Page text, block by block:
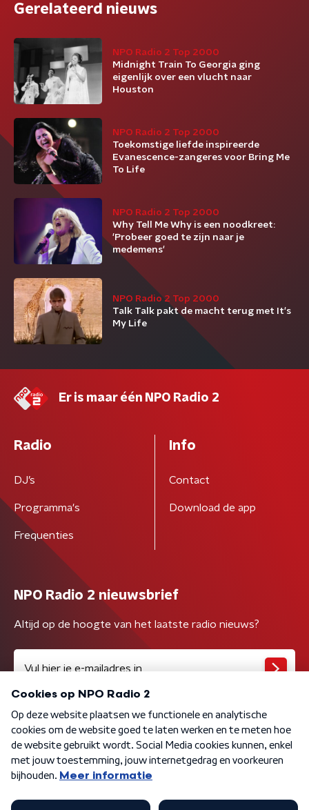
Gerelateerd nieuws
NPO Radio 2 Top 2000
Midnight Train To Georgia ging
eigenlijk over een vlucht naar
Houston
NPO Radio 2 Top 2000
Toekomstige liefde inspireerde
Evanescence-zangeres voor Bring Me
To Life
NPO Radio 2 Top 2000
Why Tell Me Why is een noodkreet:
'Probeer goed te zijn naar je
medemens'
NPO Radio 2 Top 2000
Talk Talk pakt de macht terug met It's
My Life
Er is maar één NPO Radio 2
Radio
DJ’s
Programma's
Frequenties
Info
Contact
Download de app
NPO Radio 2 nieuwsbrief
Altijd op de hoogte van het laatste radio nieuws?
Algemene voorwaarden